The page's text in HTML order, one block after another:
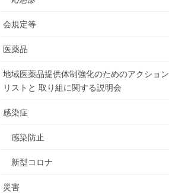
会規定等
医薬品
地域医薬品提供体制強化のためのアクション
リストと 取り組に関する説明会
感染症
感染防止
新型コロナ
災害